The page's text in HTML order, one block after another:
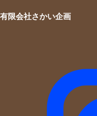
有限会社さかい企画